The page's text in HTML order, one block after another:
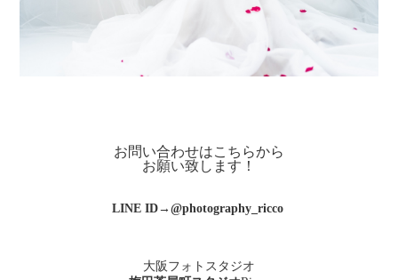
お問い合わせはこちらから
お願い致します！
LINE ID→@photography_ricco
大阪フォトスタジオ